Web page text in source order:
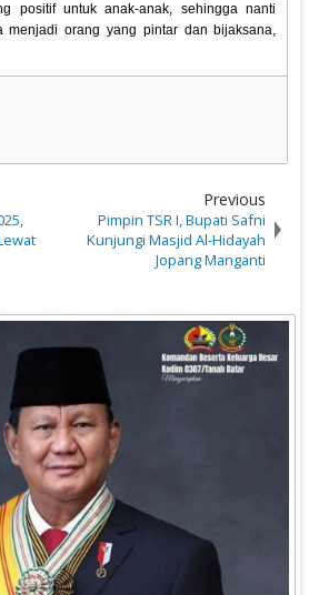
positif untuk anak-anak, sehingga nanti
menjadi orang yang pintar dan bijaksana,
Previous
Pimpin TSR I, Bupati Safni
Kunjungi Masjid Al-Hidayah
Jopang Manganti